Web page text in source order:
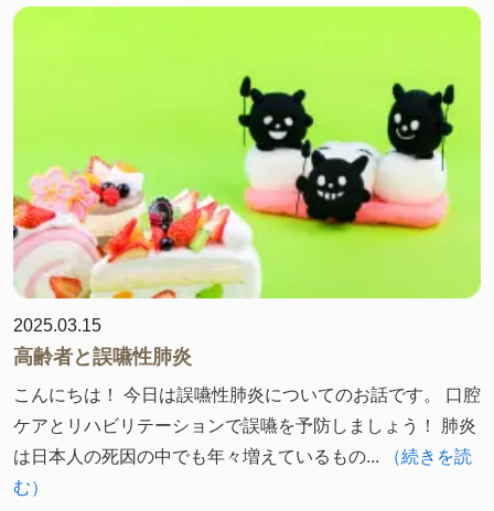
2025.03.15
高齢者と誤嚥性肺炎
こんにちは！ 今日は誤嚥性肺炎についてのお話です。 口腔
ケアとリハビリテーションで誤嚥を予防しましょう！ 肺炎
は日本人の死因の中でも年々増えているもの...
（続きを読
む）